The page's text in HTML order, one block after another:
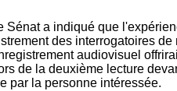
a indiqué que
des interrogatoires de
audiovisuel
de la deuxième lecture
par la personne intéressée.